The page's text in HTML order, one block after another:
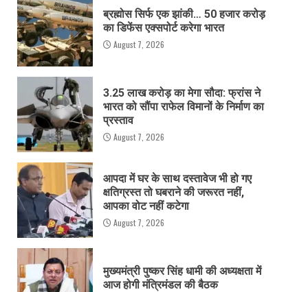
ब्रह्मोस सिर्फ एक झांकी… 50 हजार करोड़
का डिफेंस एक्सपोर्ट करेगा भारत
August 7, 2026
3.25 लाख करोड़ का मेगा सौदा: फ्रांस ने
भारत को सौंपा राफेल विमानों के निर्माण का
प्रस्ताव
August 7, 2026
आपदा में घर के साथ दस्तावेज भी हो गए
क्षतिग्रस्त तो घबराने की जरूरत नहीं,
आपका वोट नहीं कटेगा
August 7, 2026
मुख्यमंत्री पुष्कर सिंह धामी की अध्यक्षता में
आज होगी मंत्रिमंडल की बैठक